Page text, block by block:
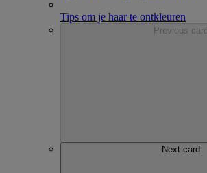
Tips om je haar te ontkleuren
Previous card
Next card